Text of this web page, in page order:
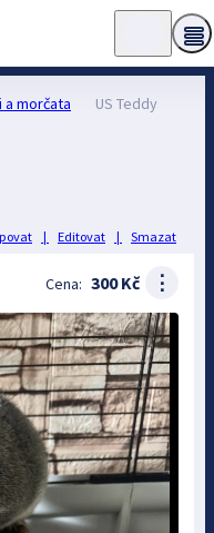
a morčata US Teddy
| Editovat | Smazat
Cena: 300 Kč ⋮